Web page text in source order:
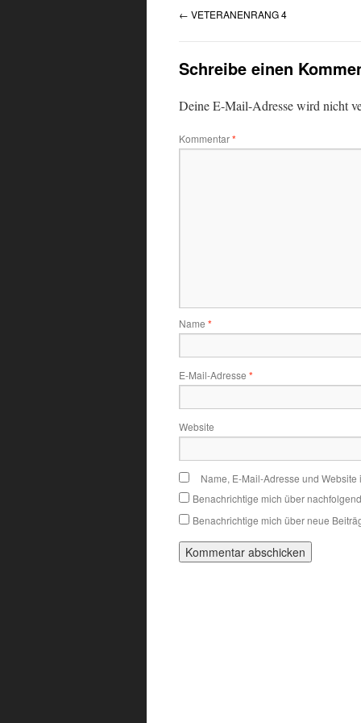
← VETERANENRANG 4
Schreibe einen
Deine E-Mail-Adresse wird nicht
Kommentar*
Name *
E-Mail-Adresse *
Website
Name, E-Mail-Adresse und
Benachrichtige mich über
Benachrichtige mich über neue